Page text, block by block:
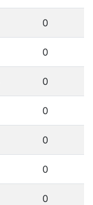
0
0
0
0
0
0
0